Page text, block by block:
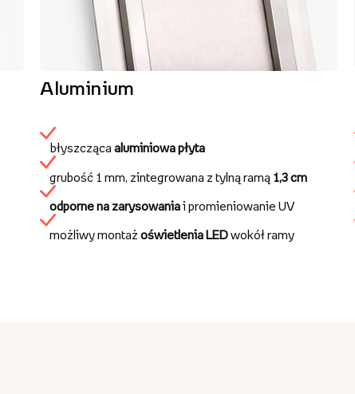
Aluminium
błyszczącaaluminiowa płyta
grubość 1 mm, zintegrowana z tylną ramą 1,3 cm
odporne na zarysowaniai promieniowanie UV
możliwy montażoświetlenia LEDwokół ramy